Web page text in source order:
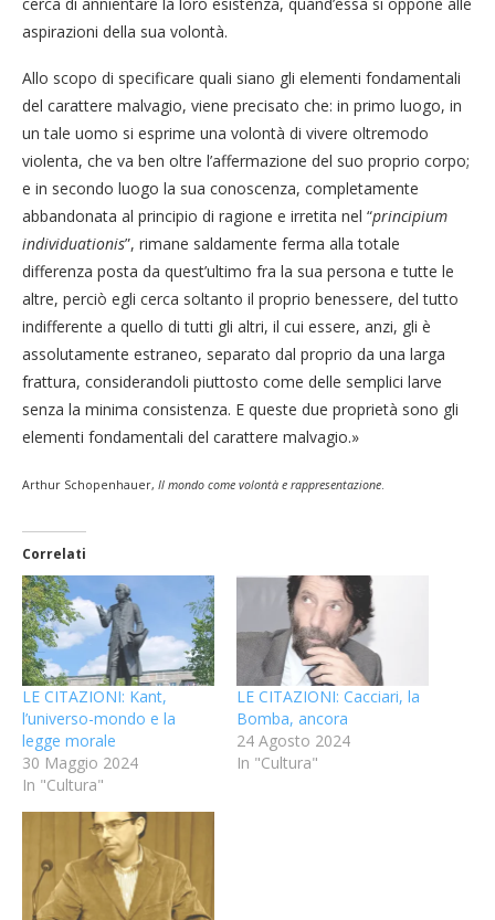
aspirazioni della sua volontà.
Allo scopo di specificare quali siano gli elementi fondamentali
del carattere malvagio, viene precisato che: in primo luogo, in
un tale uomo si esprime una volontà di vivere oltremodo
violenta, che va ben oltre l’affermazione del suo proprio corpo;
e in secondo luogo la sua conoscenza, completamente
abbandonata al principio di ragione e irretita nel “principium
individuationis”, rimane saldamente ferma alla totale
differenza posta da quest’ultimo fra la sua persona e tutte le
altre, perciò egli cerca soltanto il proprio benessere, del tutto
indifferente a quello di tutti gli altri, il cui essere, anzi, gli è
assolutamente estraneo, separato dal proprio da una larga
frattura, considerandoli piuttosto come delle semplici larve
senza la minima consistenza. E queste due proprietà sono gli
elementi fondamentali del carattere malvagio.»
Arthur Schopenhauer, Il mondo come volontà e rappresentazione.
Correlati
LE CITAZIONI: Kant,
l’universo-mondo e la
legge morale
30 Maggio 2024
In "Cultura"
LE CITAZIONI: Cacciari, la
Bomba, ancora
24 Agosto 2024
In "Cultura"